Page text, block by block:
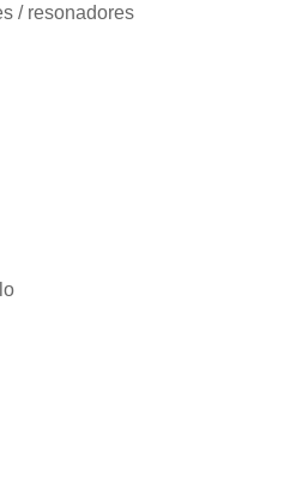
/ resonadores